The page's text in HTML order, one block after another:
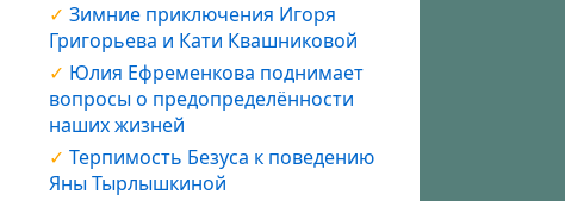
Зимние приключения Игоря
Григорьева и Кати Квашниковой
Юлия Ефременкова поднимает
вопросы о предопределённости
наших жизней
Терпимость Безуса к поведению
Яны Тырлышкиной